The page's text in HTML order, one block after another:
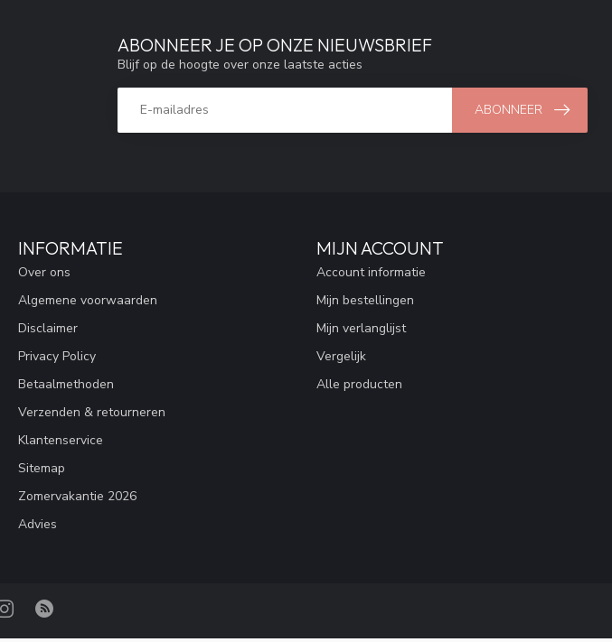
ABONNEER JE OP ONZE NIEUWSBRIEF
Blijf op de hoogte over onze laatste acties
ABONNEER
INFORMATIE
Over ons
Algemene voorwaarden
Disclaimer
Privacy Policy
Betaalmethoden
Verzenden & retourneren
Klantenservice
Sitemap
Zomervakantie 2026
Advies
MIJN ACCOUNT
Account informatie
Mijn bestellingen
Mijn verlanglijst
Vergelijk
Alle producten